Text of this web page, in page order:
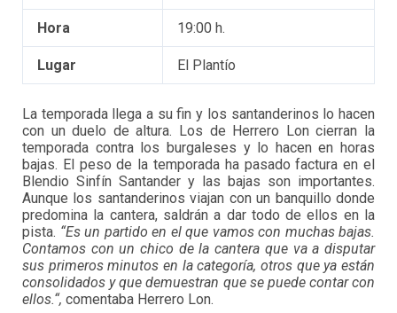
Hora 19:00 h.
Lugar El Plantío
La temporada llega a su fin y los santanderinos lo hacen
con un duelo de altura. Los de Herrero Lon cierran la
temporada contra los burgaleses y lo hacen en horas
bajas. El peso de la temporada ha pasado factura en el
Blendio Sinfín Santander y las bajas son importantes.
Aunque los santanderinos viajan con un banquillo donde
predomina la cantera, saldrán a dar todo de ellos en la
pista. “Es un partido en el que vamos con muchas bajas.
Contamos con un chico de la cantera que va a disputar
sus primeros minutos en la categoría, otros que ya están
consolidados y que demuestran que se puede contar con
ellos.“, comentaba Herrero Lon.